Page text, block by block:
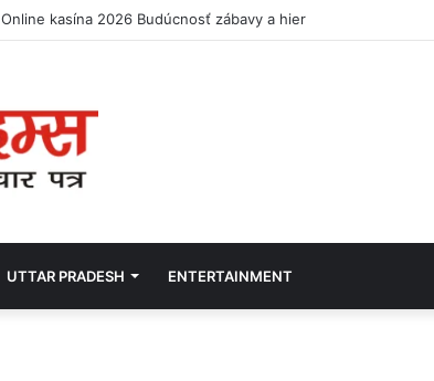
Online kasína 2026 Budúcnosť zábavy a hier
UTTAR PRADESH ENTERTAINMENT